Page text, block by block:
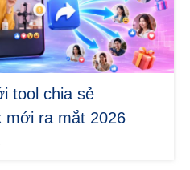
tool chia sẻ
mới ra mắt 2026